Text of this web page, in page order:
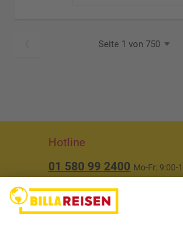
Seite 1 von 750
Hotline
01 580 99 2400 Mo-Fr: 9:00-
Über uns